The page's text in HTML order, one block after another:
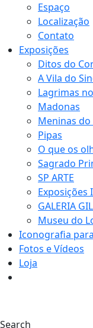
Espaço
Localização
Contato
Exposições
Ditos do
A Vila do
Lagrimas
Madonas
Meninas do
Pipas
O que os
Sagrado
SP ARTE
Exposições
GALERIA
Museu do
Iconografia
Fotos e Vídeos
Loja
Search